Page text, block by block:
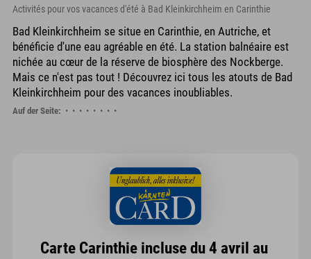
Activités pour vos vacances d'été à Bad Kleinkirchheim en Carinthie
Bad Kleinkirchheim se situe en Carinthie, en Autriche, et
bénéficie d'une eau agréable en été. La station balnéaire est
nichée au cœur de la réserve de biosphère des Nockberge.
Mais ce n'est pas tout ! Découvrez ici tous les atouts de Bad
Kleinkirchheim pour des vacances inoubliables.
Auf der Seite:
Carte Carinthie incluse du 4 avril au